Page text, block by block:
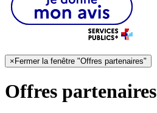
× Fermer la fenêtre "Offres partenaires"
Offres partenaires